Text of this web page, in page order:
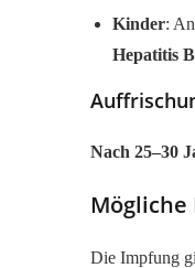
Kinder:
Hepatitis
Nach 25–30
Die Impfung